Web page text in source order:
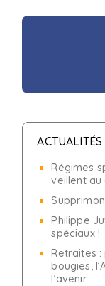
ACTUALITÉS
Régimes
veillent au
Philippe
spéciaux !
Retraites
bougies,
l’avenir